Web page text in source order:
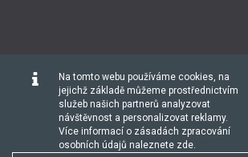
HOME O NÁS ROZVRH CVIČENÍ
PORADNA KONTAKT BLOG
Na tomto webu používáme cookies, na
jejichž základě můžeme prostřednictvím
služeb našich partnerů analyzovat
návštěvnost a personalizovat reklamy.
Více informací o zásadách zpracování
osobních údajů naleznete zde.